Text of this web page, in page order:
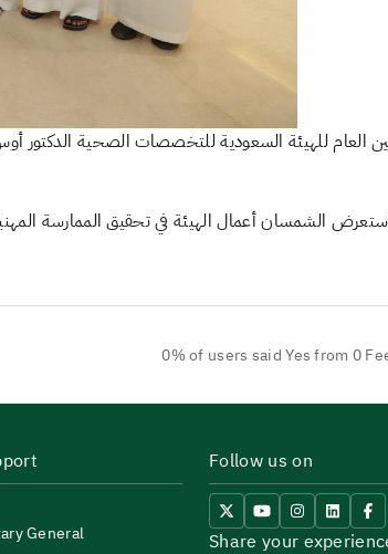
العام للهيئة السعودية للتخصصات الصحية الدكتور
الشمسان أعمال الهيئة في تحقيق الممارسة
0% of users said Yes from 0
General
Follow us on
Share your